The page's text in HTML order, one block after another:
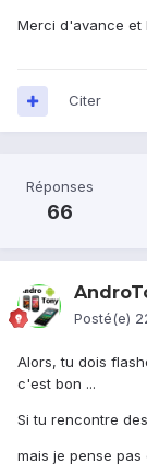
Merci d'avance et
Citer
Réponses
66
Posté(e)
Alors, tu dois
c'est bon ...
Si tu rencontre
mais je pense